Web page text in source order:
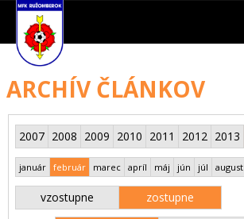
ARCHÍV ČLÁNKOV
2007 2008 2009 2010 2011 2012 2013
január február marec apríl máj jún júl august
vzostupne zostupne